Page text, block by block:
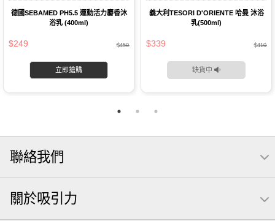
德國SEBAMED PH5.5 運動活力麝香沐
浴乳 (400ml)
$249 $450
立即搶購
義大利TESORI D'ORIENTE 哈曼 沐浴
乳(500ml)
$339 $410
缺貨中
聯絡我們
關於吸引力